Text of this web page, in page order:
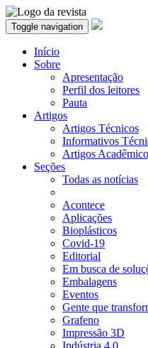
Toggle navigation
Início
Sobre
Apresentação
Perfil dos leitores
Pauta
Artigos
Artigos Técnicos
Informativos
Artigos
Seções
Todas as notícias
Acontece
Aplicações
Bioplásticos
Covid-19
Editorial
Em busca de
Embalagens
Eventos
Gente que
Grafeno
Impressão 3D
Indústria 4.0